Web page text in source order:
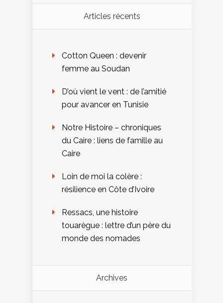
Articles récents
Cotton Queen : devenir
femme au Soudan
D’où vient le vent : de l’amitié
pour avancer en Tunisie
Notre Histoire – chroniques
du Caire : liens de famille au
Caire
Loin de moi la colère :
résilience en Côte d’Ivoire
Ressacs, une histoire
touarègue : lettre d’un père du
monde des nomades
Archives